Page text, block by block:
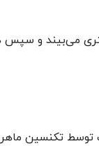
می‌بیند و سپس
توسط تکنسین